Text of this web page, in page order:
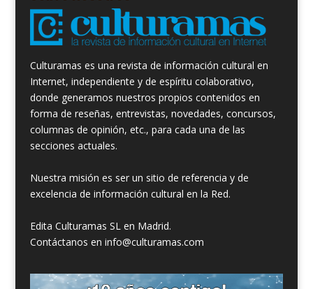
Culturamas es una revista de información cultural en
Internet, independiente y de espíritu colaborativo,
donde generamos nuestros propios contenidos en
forma de reseñas, entrevistas, novedades, concursos,
columnas de opinión, etc., para cada una de las
secciones actuales.
Nuestra misión es ser un sitio de referencia y de
excelencia de información cultural en la Red.
Edita Culturamas SL en Madrid.
Contáctanos en info@culturamas.com